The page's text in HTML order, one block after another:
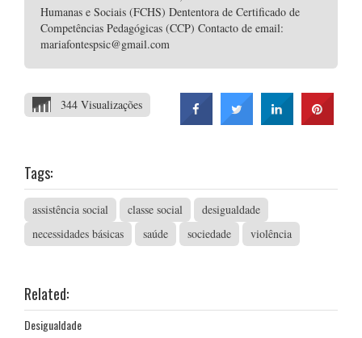
Humanas e Sociais (FCHS) Dententora de Certificado de
Competências Pedagógicas (CCP) Contacto de email:
mariafontespsic@gmail.com
344 Visualizações
Tags:
assistência social classe social
desigualdade
necessidades básicas
saúde sociedade violência
Related:
Desigualdade